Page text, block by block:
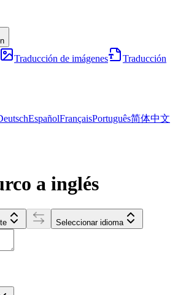
Traducción de imágenes
Traducción
EspañolFrançaisPortuguês简体中文
a inglés
Seleccionar idioma